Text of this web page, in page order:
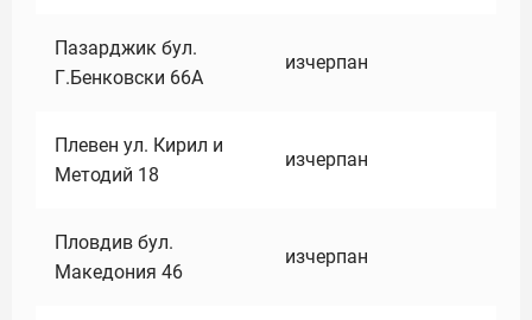
Пазарджик бул.
Г.Бенковски 66А
изчерпан
Плевен ул. Кирил и
Методий 18
изчерпан
Пловдив бул.
Македония 46
изчерпан